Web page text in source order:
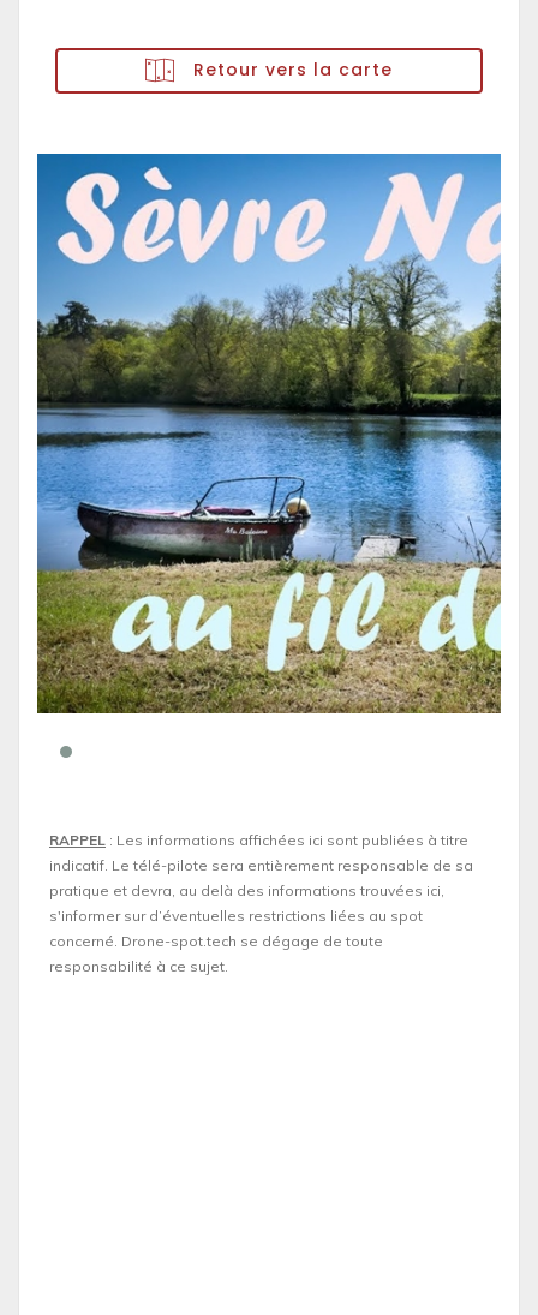
Retour vers la carte
RAPPEL : Les informations affichées ici sont publiées à titre
indicatif. Le télé-pilote sera entièrement responsable de sa
pratique et devra, au delà des informations trouvées ici,
s'informer sur d’éventuelles restrictions liées au spot
concerné. Drone-spot.tech se dégage de toute
responsabilité à ce sujet.